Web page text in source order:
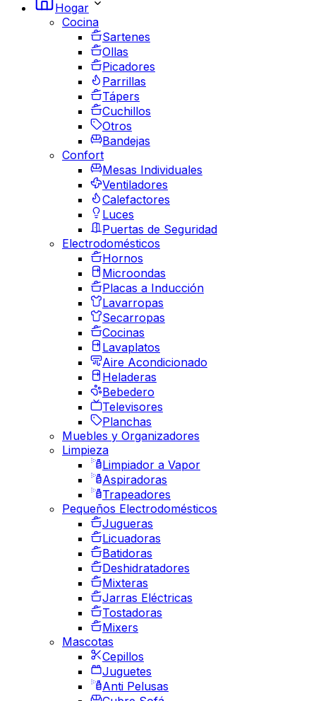
Hogar
Cocina
Sartenes
Ollas
Picadores
Parrillas
Tápers
Cuchillos
Otros
Bandejas
Confort
Mesas Individuales
Ventiladores
Calefactores
Luces
Puertas de Seguridad
Electrodomésticos
Hornos
Microondas
Placas a Inducción
Lavarropas
Secarropas
Cocinas
Lavaplatos
Aire Acondicionado
Heladeras
Bebedero
Televisores
Planchas
Muebles y Organizadores
Limpieza
Limpiador a Vapor
Aspiradoras
Trapeadores
Pequeños Electrodomésticos
Jugueras
Licuadoras
Batidoras
Deshidratadores
Mixteras
Jarras Eléctricas
Tostadoras
Mixers
Mascotas
Cepillos
Juguetes
Anti Pelusas